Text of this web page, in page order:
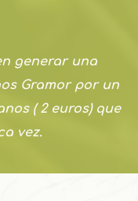
generar una
Gramor por un
( 2 euros) que
vez.